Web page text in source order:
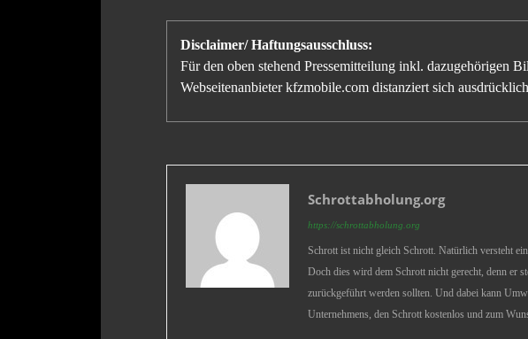
Disclaimer/ Haftungsausschluss:
Für den oben stehend Pressemitteilung inkl. dazugehörigen
Webseitenanbieter kfzmobile.com distanziert sich
Schrottabholung.org
https://schrottabholung.org
Schrott ist nicht gleich Schrott. Natürlich versteht
Doch dies wird dem Schrott nicht gerecht, denn er
zurückgeführt werden sollten. Und dabei kann
Unternehmens, den Schrott kostenlos und zum